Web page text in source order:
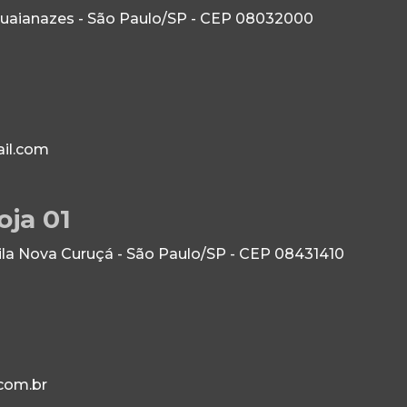
- São Paulo/SP - CEP 08032000
01
Nova Curuçá - São Paulo/SP - CEP 08431410